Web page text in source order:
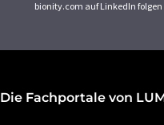
bionity.com auf LinkedIn folgen
Die Fachportale von